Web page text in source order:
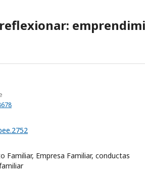
Familiar, Empresa Familiar, conductas